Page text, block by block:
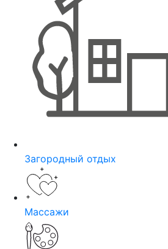
Загородный отдых
Массажи